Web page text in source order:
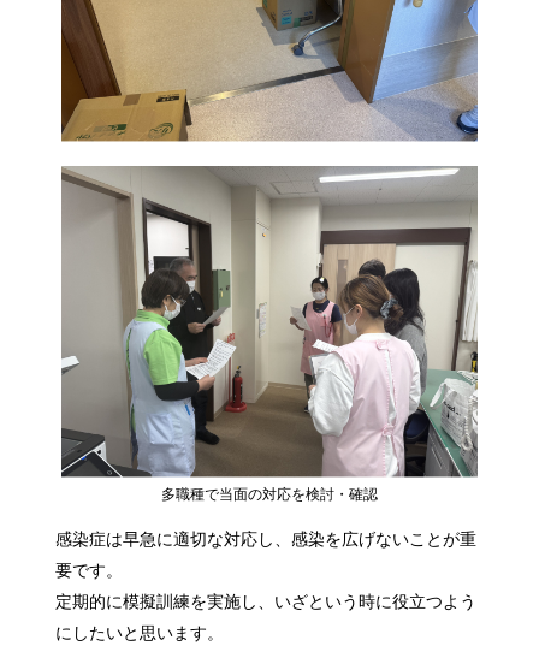
多職種で当面の対応を検討・確認
感染症は早急に適切な対応し、感染を広げないことが重
要です。
定期的に模擬訓練を実施し、いざという時に役立つよう
にしたいと思います。